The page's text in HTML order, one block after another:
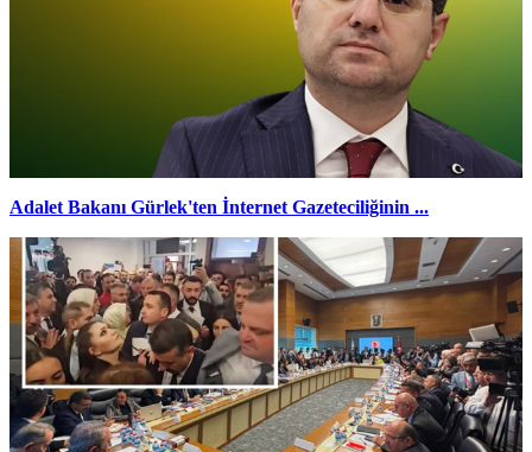
Adalet Bakanı Gürlek'ten İnternet Gazeteciliğinin ...